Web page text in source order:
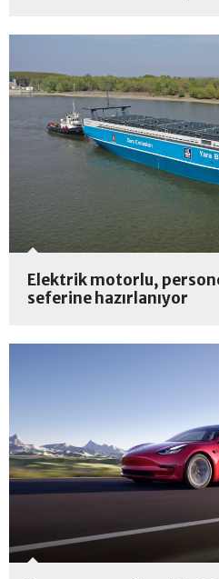
Elektrik motorlu,
seferine hazırlanıyor